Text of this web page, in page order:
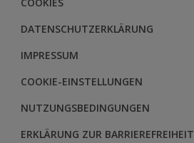
BODENSYSTEM
HERBOL NACHRICHTEN
HERBOL WERBEMITTELSHOP
SCHULUNGEN
DATENSCHUTZERKLÄRUNG
IMPRESSUM
COOKIE-EINSTELLUNGEN
NUTZUNGSBEDINGUNGEN
ERKLÄRUNG ZUR BARRIEREFREIHEIT